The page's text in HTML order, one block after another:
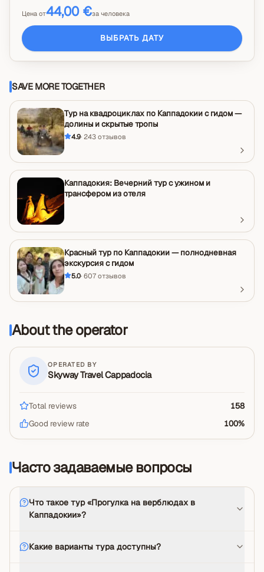
Цена от44,00 €за человека
ВЫБРАТЬ ДАТУ
SAVE MORE TOGETHER
Тур на квадроциклах по Каппадокии с гидом —
долины и скрытые тропы
4.9· 243 отзывов
Каппадокия: Вечерний тур с ужином и
трансфером из отеля
Красный тур по Каппадокии — полнодневная
экскурсия с гидом
5.0· 607 отзывов
About the operator
OPERATED BY
Skyway Travel Cappadocia
Total reviews
158
Good review rate
100%
Часто задаваемые вопросы
Что такое тур «Прогулка на верблюдах в
Каппадокии»?
Какие варианты тура доступны?